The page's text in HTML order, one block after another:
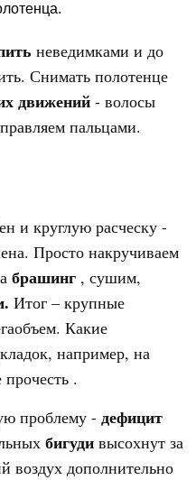
неведимками и до
Снимать полотенце
движений - волосы
пальцами.
и круглую расческу -
Просто накручиваем
брашинг , сушим,
Итог – крупные
Какие
например, на
.
проблему - дефицит
бигуди высохнут за
воздух дополнительно